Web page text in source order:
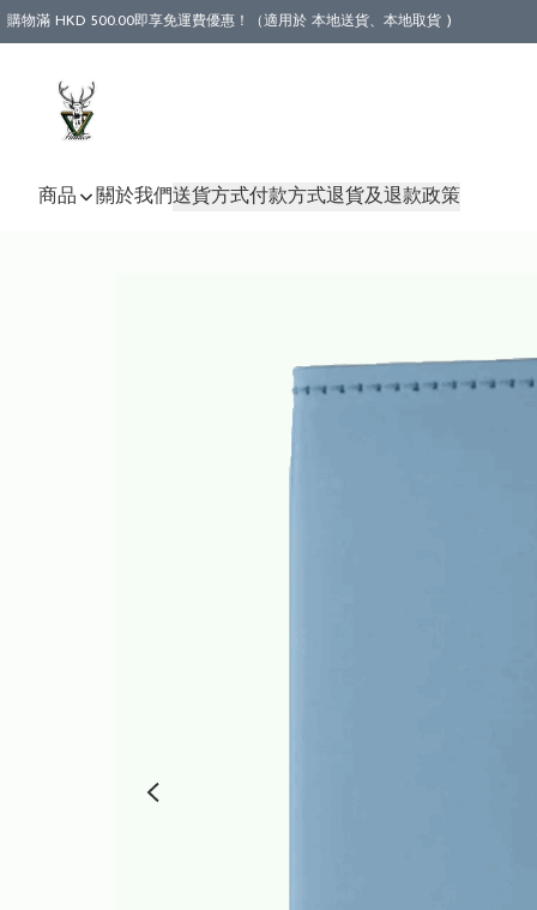
購物滿 HKD 500.00即享免運費優惠！（適用於 本地送貨、本地取貨 )
商品 關於我們送貨方式付款方式退貨及退款政策